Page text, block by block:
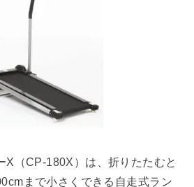
X（CP-180X）は、折りたたむと
まで小さくできる自走式ラン